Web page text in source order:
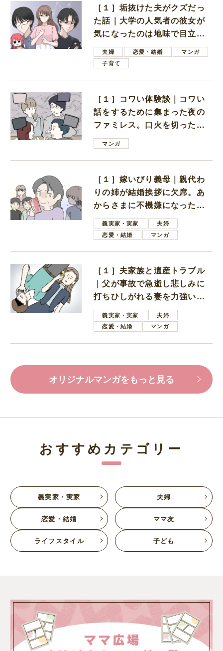
［１］垢抜けた夫がクズだっ
た話｜大学の人気者の彼女が
気になったのは地味で目立た
ない男子学生
夫婦 恋愛・結婚
マンガ
子育て
［１］コワい体験談｜コワい
話をするために集まった夜の
ファミレス。口火を切ったの
は電車好きの男の子ママ
マンガ
［１］嫁いびり義母｜親代わ
りの姉が結婚挨拶に欠席。あ
からさまに不機嫌になった義
母義実家・実家
夫婦
恋愛・結婚
マンガ
［１］夫家族と遺産トラブル
｜父が事故で急逝し悲しみに
打ちひしがれる妻を力強い言
葉で励ます夫
義実家・実家
夫婦
恋愛・結婚
マンガ
オリジナルマンガをもっと見る
おすすめカテゴリー
義実家・実家 夫婦
恋愛・結婚 ママ友
ライフスタイル 子ども